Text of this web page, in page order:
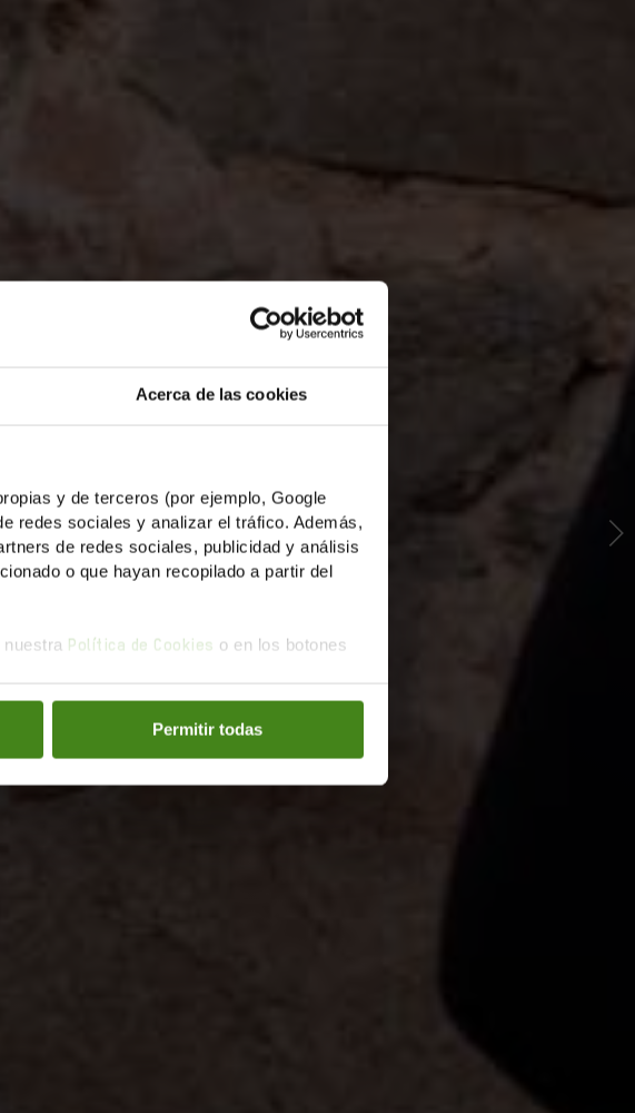
Acerca de las cookies
y de terceros (por ejemplo, Google
redes sociales y analizar el tráfico. Además,
de redes sociales, publicidad y análisis
o que hayan recopilado a partir del
Política de Cookies o en los botones
Permitir todas